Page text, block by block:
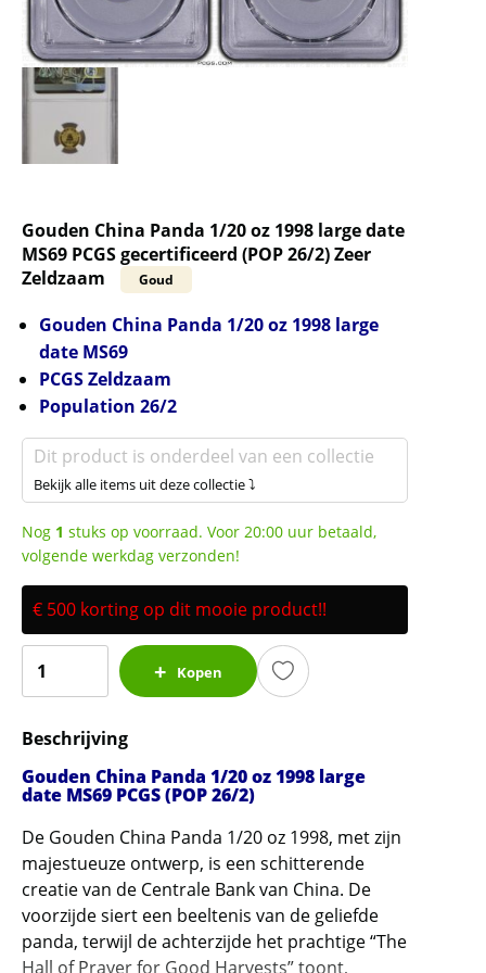
Gouden China Panda 1/20 oz 1998 large date
MS69 PCGS gecertificeerd (POP 26/2) Zeer
Zeldzaam
Goud
Gouden China Panda 1/20 oz 1998 large
date MS69
PCGS Zeldzaam
Population 26/2
Dit product is onderdeel van een collectie
Bekijk alle items uit deze collectie ⤵
Nog 1 stuks op voorraad. Voor 20:00 uur betaald,
volgende werkdag verzonden!
€ 500 korting op dit mooie product!!
China
1/20
oz
1998
date
MS69
PCGS
gecertificeerd
(POP
Kopen
Beschrijving
Gouden China Panda 1/20 oz 1998 large
date MS69 PCGS (POP 26/2)
De Gouden China Panda 1/20 oz 1998, met zijn
majestueuze ontwerp, is een schitterende
creatie van de Centrale Bank van China. De
voorzijde siert een beeltenis van de geliefde
panda, terwijl de achterzijde het prachtige “The
Hall of Prayer for Good Harvests” toont,